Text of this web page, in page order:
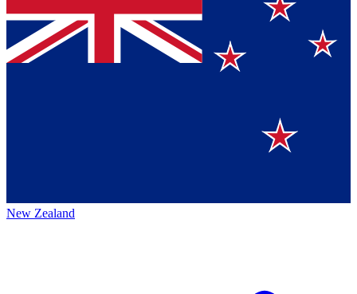
New Zealand